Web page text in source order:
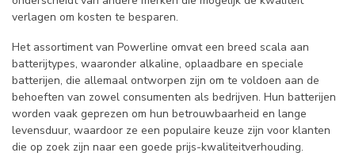
verlagen om kosten te besparen.
Het assortiment van Powerline omvat een breed scala aan
batterijtypes, waaronder alkaline, oplaadbare en speciale
batterijen, die allemaal ontworpen zijn om te voldoen aan de
behoeften van zowel consumenten als bedrijven. Hun batterijen
worden vaak geprezen om hun betrouwbaarheid en lange
levensduur, waardoor ze een populaire keuze zijn voor klanten
die op zoek zijn naar een goede prijs-kwaliteitverhouding.